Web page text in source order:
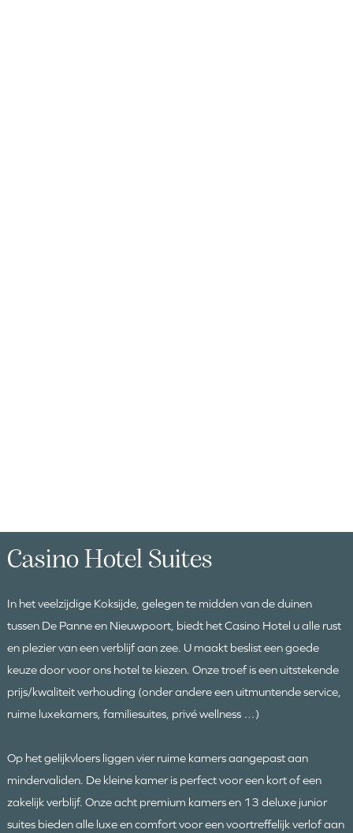
Casino Hotel Suites
In het veelzijdige Koksijde, gelegen te midden van de duinen
tussen De Panne en Nieuwpoort, biedt het Casino Hotel u alle rust
en plezier van een verblijf aan zee. U maakt beslist een goede
keuze door voor ons hotel te kiezen. Onze troef is een uitstekende
prijs/kwaliteit verhouding (onder andere een uitmuntende service,
ruime luxekamers, familiesuites, privé wellness …)
Op het gelijkvloers liggen vier ruime kamers aangepast aan
mindervaliden. De kleine kamer is perfect voor een kort of een
zakelijk verblijf. Onze acht premium kamers en 13 deluxe junior
suites bieden alle luxe en comfort voor een voortreffelijk verlof aan